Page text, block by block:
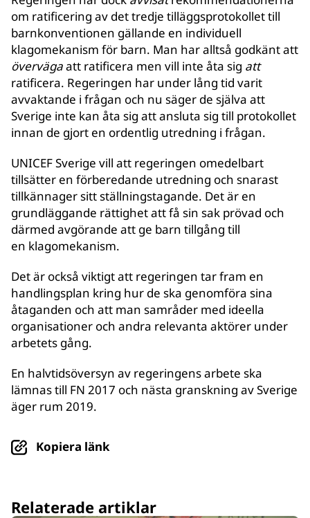
om ratificering av det tredje tilläggsprotokollet till
barnkonventionen gällande en individuell
klagomekanism för barn. Man har alltså godkänt att
övervägaatt ratificera men vill inte åta sig att
ratificera. Regeringen har under lång tid varit
avvaktande i frågan och nu säger de själva att
Sverige inte kan åta sig att ansluta sig till protokollet
innan de gjort en ordentlig utredning i frågan.
UNICEF Sverige vill att regeringen omedelbart
tillsätter en förberedande utredning och snarast
tillkännager sitt ställningstagande. Det är en
grundläggande rättighet att få sin sak prövad och
därmed avgörande att ge barn tillgång till
en klagomekanism.
Det är också viktigt att regeringen tar fram en
handlingsplan kring hur de ska genomföra sina
åtaganden och att man samråder med ideella
organisationer och andra relevanta aktörer under
arbetets gång.
En halvtidsöversyn av regeringens arbete ska
lämnas till FN 2017 och nästa granskning av Sverige
äger rum 2019.
Kopiera länk
Relaterade artiklar